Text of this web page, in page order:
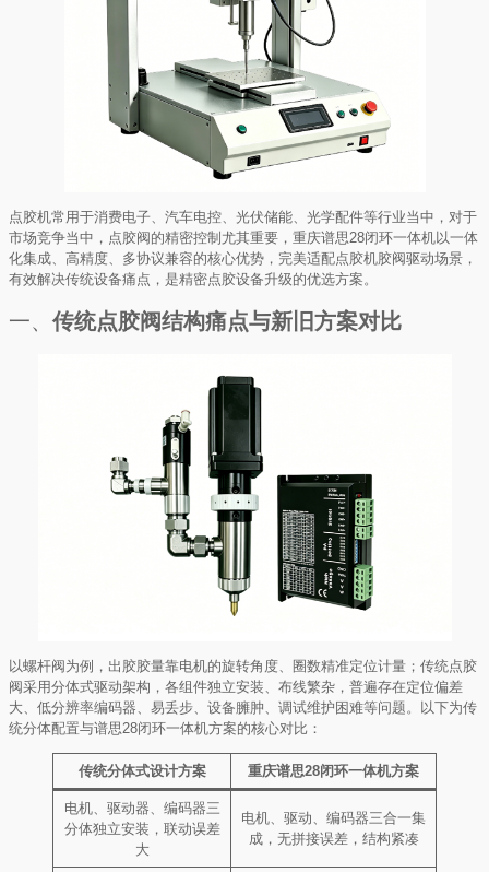
点胶机常用于消费电子、汽车电控、光伏储能、光学配件等行业当中，对于
市场竞争当中，点胶阀的精密控制尤其重要，重庆谱思28闭环一体机以一体
化集成、高精度、多协议兼容的核心优势，完美适配点胶机胶阀驱动场景，
有效解决传统设备痛点，是精密点胶设备升级的优选方案。
一、 传统点胶阀结构痛点与新旧方案对比
以螺杆阀为例，出胶胶量靠电机的旋转角度、圈数精准定位计量；传统点胶
阀采用分体式驱动架构，各组件独立安装、布线繁杂，普遍存在定位偏差
大、低分辨率编码器、易丢步、设备臃肿、调试维护困难等问题。以下为传
统分体配置与谱思28闭环一体机方案的核心对比：
传统分体式设计方案 重庆谱思28闭环一体机方案
电机、驱动器、编码器三
分体独立安装，联动误差
大
电机、驱动、编码器三合一集
成，无拼接误差，结构紧凑